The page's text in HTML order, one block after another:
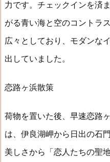
力です。チェックインを済
がる青い海と空のコントラ
広々としており、モダンな
出していました。
恋路ヶ浜散策
荷物を置いた後、早速恋路
は、伊良湖岬から日出の石
美しさから「恋人たちの聖